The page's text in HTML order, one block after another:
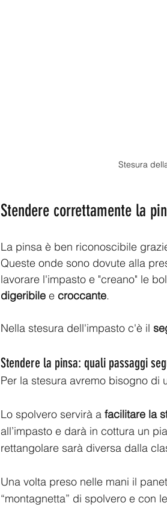
Stesura
Stendere correttamente la
La pinsa è ben riconoscibile
Queste onde sono dovute alla
lavorare l'impasto e "creano" le
digeribile e croccante.
Nella stesura dell'impasto c'è il
Stendere la pinsa: quali passaggi
Per la stesura avremo bisogno di
Lo spolvero servirà a facilitare la
all’impasto e darà in cottura un
rettangolare sarà diversa dalla
Una volta preso nelle mani il
“montagnetta” di spolvero e con